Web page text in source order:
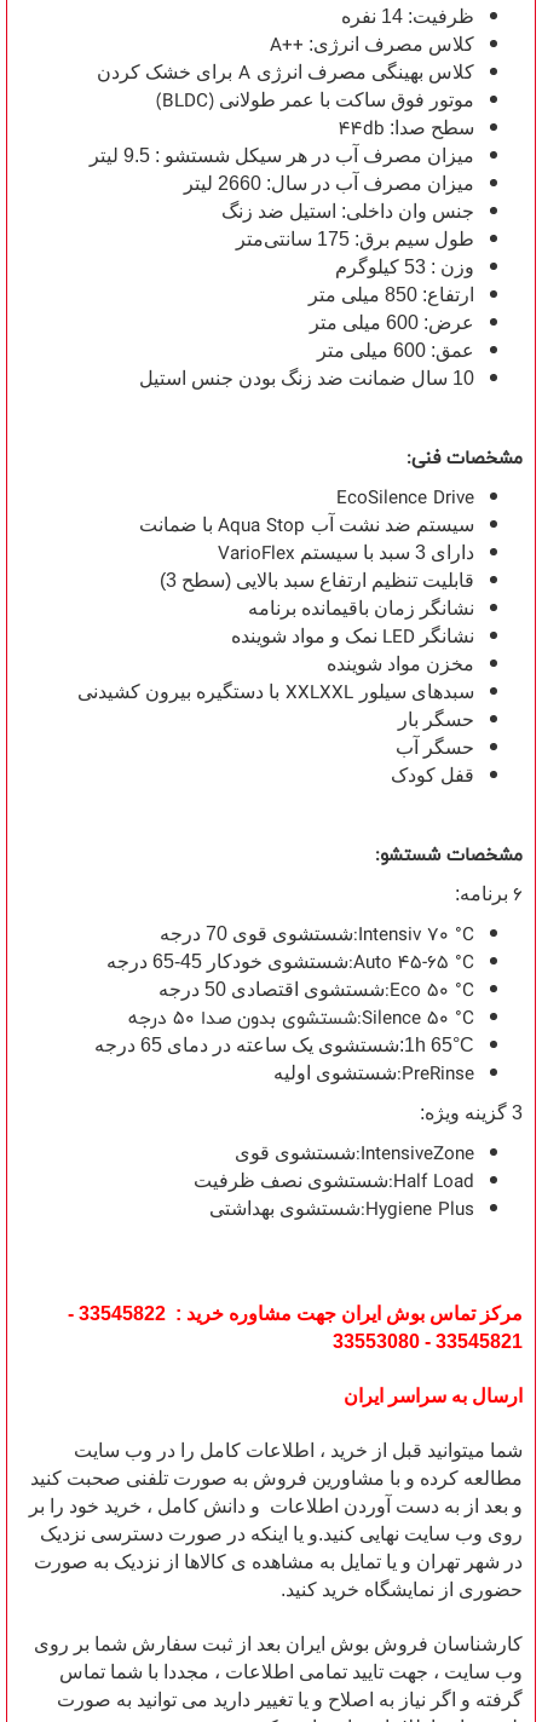
ظرفیت: 14 نفره
کلاس مصرف انرژی: A++
کلاس بهینگی مصرف انرژی A برای خشک کردن
موتور فوق ساکت با عمر طولانی (BLDC)
سطح صدا: 44db
میزان مصرف آب در هر سیکل شستشو : 9.5 لیتر
میزان مصرف آب در سال: 2660 لیتر
جنس وان داخلی: استیل ضد زنگ
طول سیم برق: 175 سانتی‌متر
وزن : 53 کیلوگرم
ارتفاع: 850 میلی متر
عرض: 600 میلی متر
عمق: 600 میلی متر
10 سال ضمانت ضد زنگ بودن جنس استیل
مشخصات فنی:
EcoSilence Drive
سیستم ضد نشت آب Aqua Stop با ضمانت
دارای 3 سبد با سیستم
VarioFlex
قابلیت تنظیم ارتفاع سبد بالایی (سطح 3)
نشانگر زمان باقیمانده برنامه
نشانگر LED نمک و مواد شوینده
مخزن مواد شوینده
سبدهای سیلور XXLXXL با دستگیره بیرون کشیدنی
حسگر بار
حسگر آب
قفل کودک
مشخصات شستشو:
6 برنامه:
:Intensiv 70 °Cشستشوی قوی 70 درجه
:Auto 45-65 °Cشستشوی خودکار 45-65 درجه
:Eco 50 °Cشستشوی اقتصادی 50 درجه
شستشوی بدون صدا 50 درجه:Silence 50 °C
1h 65°C:شستشوی یک ساعته در دمای 65 درجه
:PreRinseشستشوی اولیه
3 گزینه ویژه:
:IntensiveZoneشستشوی قوی
:Half Loadشستشوی نصف ظرفیت
:Hygiene Plusشستشوی بهداشتی
مرکز تماس بوش ایران جهت مشاوره خرید : 33545822 -
33545821 - 33553080
ارسال به سراسر ایران
شما میتوانید قبل از خرید ، اطلاعات کامل را در وب سایت
مطالعه کرده و با مشاورین فروش به صورت تلفنی صحبت کنید
و بعد از به دست آوردن اطلاعات و دانش کامل ، خرید خود را بر
روی وب سایت نهایی کنید.و یا اینکه در صورت دسترسی نزدیک
در شهر تهران و یا تمایل به مشاهده ی کالاها از نزدیک به صورت
حضوری از نمایشگاه خرید کنید.
کارشناسان فروش بوش ایران بعد از ثبت سفارش شما بر روی
وب سایت ، جهت تایید تمامی اطلاعات ، مجددا با شما تماس
گرفته و اگر نیاز به اصلاح و یا تغییر دارید می توانید به صورت